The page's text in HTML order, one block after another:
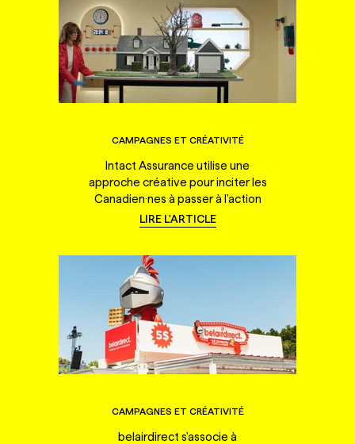
CAMPAGNES ET CRÉATIVITÉ
Intact Assurance utilise une
approche créative pour inciter les
Canadien·nes à passer à l'action
LIRE L'ARTICLE
CAMPAGNES ET CRÉATIVITÉ
belairdirect s'associe à